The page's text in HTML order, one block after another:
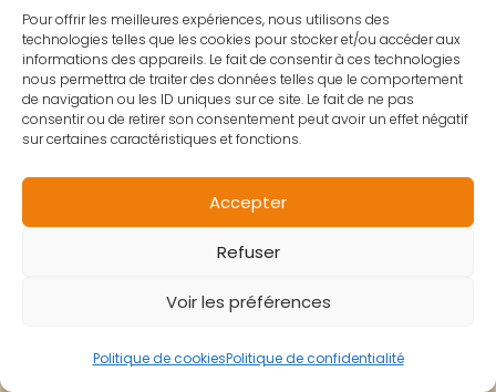
Pour offrir les meilleures expériences, nous utilisons des
technologies telles que les cookies pour stocker et/ou accéder aux
informations des appareils. Le fait de consentir à ces technologies
nous permettra de traiter des données telles que le comportement
de navigation ou les ID uniques sur ce site. Le fait de ne pas
consentir ou de retirer son consentement peut avoir un effet négatif
sur certaines caractéristiques et fonctions.
Accepter
Refuser
Voir les préférences
Politique de cookiesPolitique de confidentialité
RETRO GAUCHE VELO
ZEFAL ESPION E80